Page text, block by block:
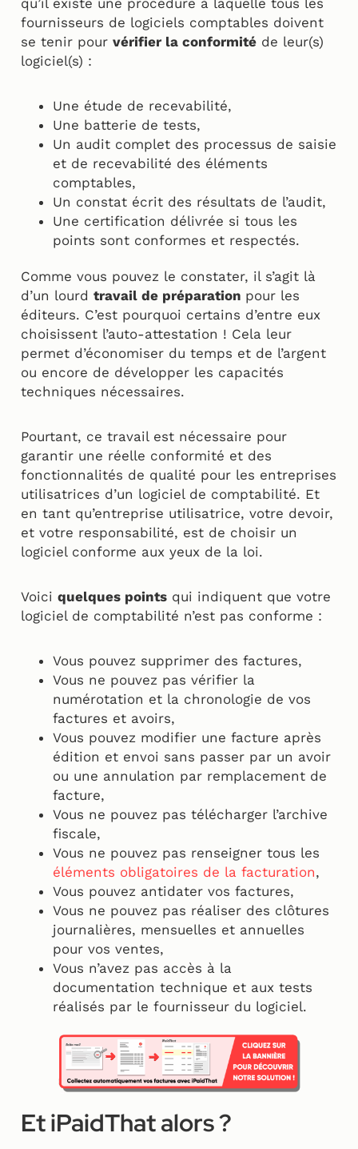
qu’il existe une procédure à laquelle tous les
fournisseurs de logiciels comptables doivent
se tenir pour vérifier la conformité de leur(s)
logiciel(s) :
Une étude de recevabilité,
Une batterie de tests,
Un audit complet des processus de saisie
et de recevabilité des éléments
comptables,
Un constat écrit des résultats de l’audit,
Une certification délivrée si tous les
points sont conformes et respectés.
Comme vous pouvez le constater, il s’agit là
d’un lourd travail de préparation pour les
éditeurs. C’est pourquoi certains d’entre eux
choisissent l’auto-attestation ! Cela leur
permet d’économiser du temps et de l’argent
ou encore de développer les capacités
techniques nécessaires.
Pourtant, ce travail est nécessaire pour
garantir une réelle conformité et des
fonctionnalités de qualité pour les entreprises
utilisatrices d’un logiciel de comptabilité. Et
en tant qu’entreprise utilisatrice, votre devoir,
et votre responsabilité, est de choisir un
logiciel conforme aux yeux de la loi.
Voici quelques points qui indiquent que votre
logiciel de comptabilité n’est pas conforme :
Vous pouvez supprimer des factures,
Vous ne pouvez pas vérifier la
numérotation et la chronologie de vos
factures et avoirs,
Vous pouvez modifier une facture après
édition et envoi sans passer par un avoir
ou une annulation par remplacement de
facture,
Vous ne pouvez pas télécharger l’archive
fiscale,
Vous ne pouvez pas renseigner tous les
éléments obligatoires de la facturation,
Vous pouvez antidater vos factures,
Vous ne pouvez pas réaliser des clôtures
journalières, mensuelles et annuelles
pour vos ventes,
Vous n’avez pas accès à la
documentation technique et aux tests
réalisés par le fournisseur du logiciel.
Et iPaidThat alors ?